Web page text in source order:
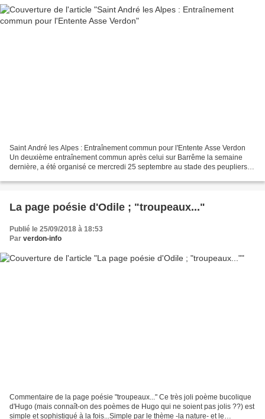
Saint André les Alpes : Entraînement commun pour l'Entente Asse Verdon
Un deuxième entraînement commun après celui sur Barrême la semaine
dernière, a été organisé ce mercredi 25 septembre au stade des peupliers à
La page poésie d'Odile ; "troupeaux..."
Publié le 25/09/2018 à 18:53
Par verdon-info
Commentaire de la page poésie "troupeaux..." Ce très joli poème bucolique
d'Hugo (mais connaît-on des poèmes de Hugo qui ne soient pas jolis ??) est
simple et sophistiqué à la fois...Simple par le thème -la nature- et le